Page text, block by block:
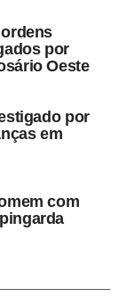
de 90 dias para
calçados,
que
dúvidas sobre
e orientação
unidade no
no
o órgão de
entrar em
ou ainda pelo
por
Oeste
por
em
com